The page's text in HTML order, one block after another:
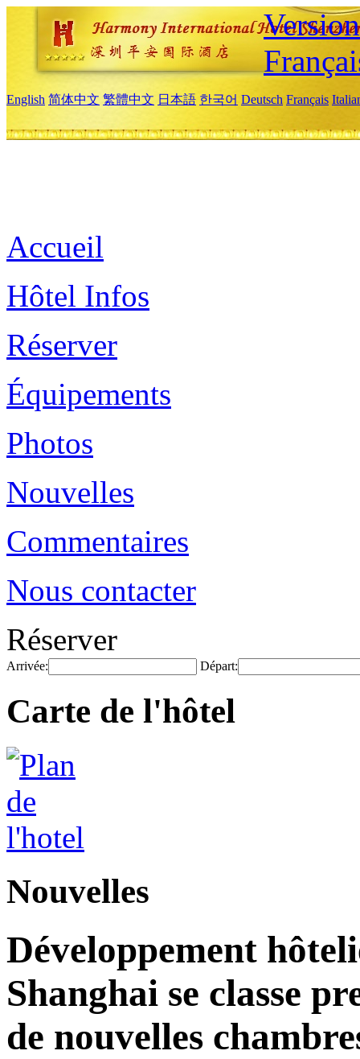
English 简体中文 繁體中文 日本語 한국어 Deutsch Français
Accueil
Hôtel Infos
Réserver
Équipements
Photos
Nouvelles
Commentaires
Nous contacter
Réserver
Arrivée: Départ:
Carte de l'hôtel
Nouvelles
Développement
Shanghai se classe
de nouvelles